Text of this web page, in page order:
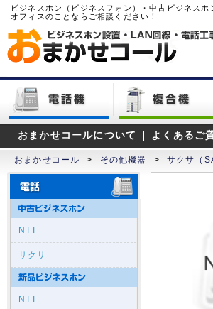
ビジネスホン（ビジネスフォン）・中古ビジネス
オフィスのことならご相談ください！
おまかせコールについて よくあるご
おまかせコール > その他機器 > サクサ（
NTT
サクサ
NTT